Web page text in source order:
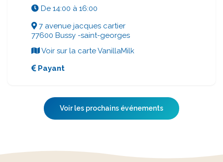
Horaires :
De 14:00 à 16:00
Lieu :
7 avenue jacques cartier
77600 Bussy -saint-georges
Voir sur la carte VanillaMilk
Tarif :
Payant
Voir les prochains événements